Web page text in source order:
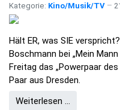
Kategorie: Kino/Musik/TV
Hält ER, was SIE
Boschmann bei „Mein
Freitag das „Powerpaar
Paar aus Dresden.
Weiterlesen …